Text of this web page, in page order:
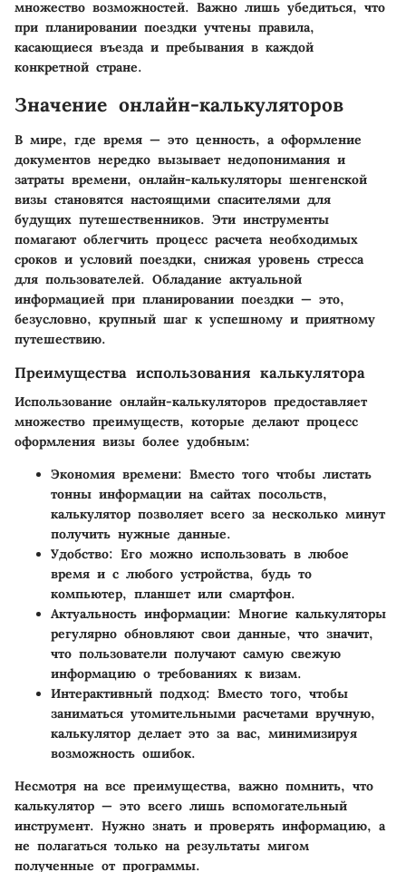
множество возможностей. Важно лишь убедиться, что
при планировании поездки учтены правила,
касающиеся въезда и пребывания в каждой
конкретной стране.
Значение онлайн-калькуляторов
В мире, где время — это ценность, а оформление
документов нередко вызывает недопонимания и
затраты времени, онлайн-калькуляторы шенгенской
визы становятся настоящими спасителями для
будущих путешественников. Эти инструменты
помагают облегчить процесс расчета необходимых
сроков и условий поездки, снижая уровень стресса
для пользователей. Обладание актуальной
информацией при планировании поездки — это,
безусловно, крупный шаг к успешному и приятному
путешествию.
Преимущества использования калькулятора
Использование онлайн-калькуляторов предоставляет
множество преимуществ, которые делают процесс
оформления визы более удобным:
Экономия времени: Вместо того чтобы листать
тонны информации на сайтах посольств,
калькулятор позволяет всего за несколько минут
получить нужные данные.
Удобство: Его можно использовать в любое
время и с любого устройства, будь то
компьютер, планшет или смартфон.
Актуальность информации: Многие калькуляторы
регулярно обновляют свои данные, что значит,
что пользователи получают самую свежую
информацию о требованиях к визам.
Интерактивный подход: Вместо того, чтобы
заниматься утомительными расчетами вручную,
калькулятор делает это за вас, минимизируя
возможность ошибок.
Несмотря на все преимущества, важно помнить, что
калькулятор — это всего лишь вспомогательный
инструмент. Нужно знать и проверять информацию, а
не полагаться только на результаты мигом
полученные от программы.